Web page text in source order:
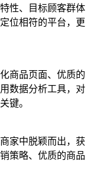
性、目标顾客群体
位相符的平台，更
商品页面、优质的
数据分析工具，对
键。
家中脱颖而出，获
策略、优质的商品